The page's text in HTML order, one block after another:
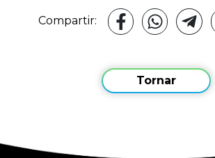
Compartir:
Tornar